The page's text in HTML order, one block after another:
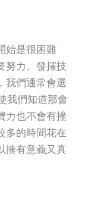
始是很困難
努力、發揮技
我們通常會選
我們知道那會
力也不會有挫
多的時間花在
擁有意義又真